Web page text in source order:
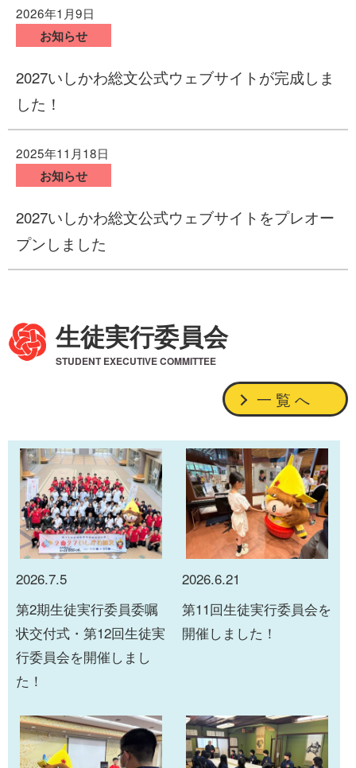
2026年1月9日
お知らせ
2027いしかわ総文公式ウェブサイトが完成しま
した！
2025年11月18日
お知らせ
2027いしかわ総文公式ウェブサイトをプレオー
プンしました
生徒実行委員会
STUDENT EXECUTIVE COMMITTEE
一覧へ
2026.7.5
第2期生徒実行委員委嘱
状交付式・第12回生徒実
行委員会を開催しまし
た！
2026.6.21
第11回生徒実行委員会を
開催しました！